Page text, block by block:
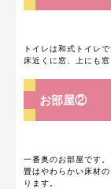
トイレは和式トイレで
床近くに窓、上にも
お部屋②
一番奥のお部屋です。
畳はやわらかい床材
ります。